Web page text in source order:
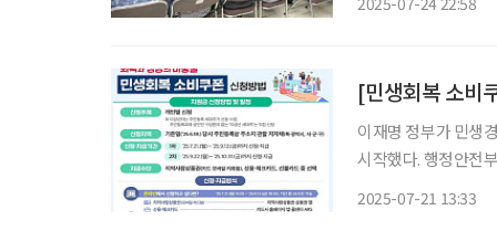
[민생회복 소비
이재명 정부가 민생
시작했다. 행정안전부에 따르면 이날 오전 9시부터 신용·체크카드, 모바일·카드형 지역사랑
2025-07-21 13:33